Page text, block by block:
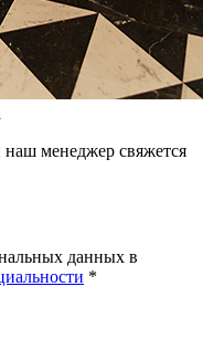
менеджер свяжется
данных в
*